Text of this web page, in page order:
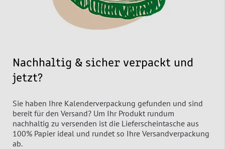
Nachhaltig & sicher verpackt und
jetzt?
Sie haben Ihre Kalenderverpackung gefunden und sind
bereit für den Versand? Um Ihr Produkt rundum
nachhaltig zu versenden ist die Lieferscheintasche aus
100% Papier ideal und rundet so Ihre Versandverpackung
ab.